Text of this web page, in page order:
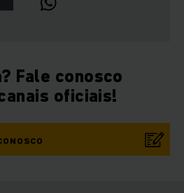
Fale conosco
oficiais!